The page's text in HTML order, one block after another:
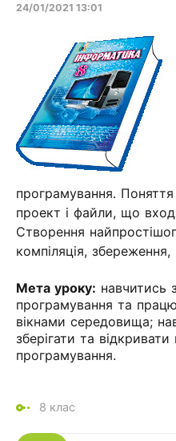
24/01/2021 13:01
програмування.
проект і файли, що
Створення
компіляція,
Мета уроку: навчитись
програмування та
вікнами середовища;
зберігати та
програмування.
8 клас